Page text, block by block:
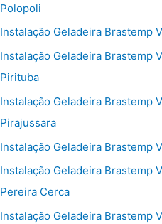
Polopoli
Instalação Geladeira Brastemp
Instalação Geladeira Brastemp
Pirituba
Instalação Geladeira Brastemp
Pirajussara
Instalação Geladeira Brastemp
Instalação Geladeira Brastemp
Pereira Cerca
Instalação Geladeira Brastemp